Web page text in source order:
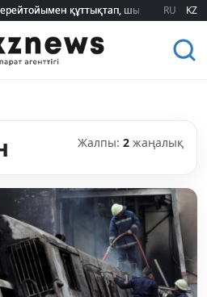
құттықтап, шығармашылық
құттықтап, шығармашылық
RU KZ
Жалпы: 2 жаңалық